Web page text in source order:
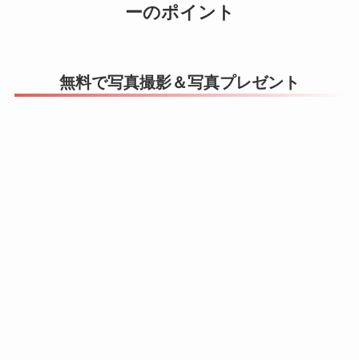
ーのポイント
無料で写真撮影＆写真プレゼント